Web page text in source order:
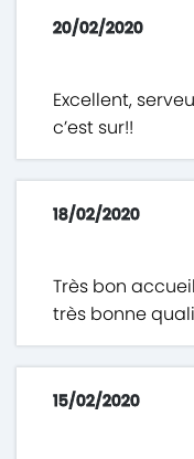
20/02/2020
Excellent,
c’est sur!!
18/02/2020
Très bon
très bonne
15/02/2020